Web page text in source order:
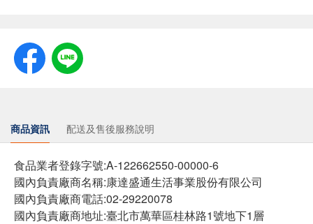
商品資訊 配送及售後服務說明
食品業者登錄字號:A-122662550-00000-6
國內負責廠商名稱:康達盛通生活事業股份有限公司
國內負責廠商電話:02-29220078
國內負責廠商地址:臺北市萬華區桂林路1號地下1層